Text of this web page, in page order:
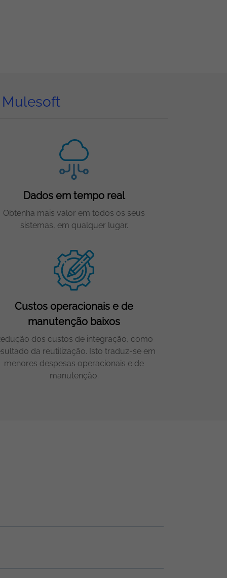
Dados em tempo real
Obtenha mais valor em todos os seus
sistemas, em qualquer lugar.
Custos operacionais e de
manutenção baixos
dos custos de integração, como
da reutilização. Isto traduz-se em
menores despesas operacionais e de
manutenção.